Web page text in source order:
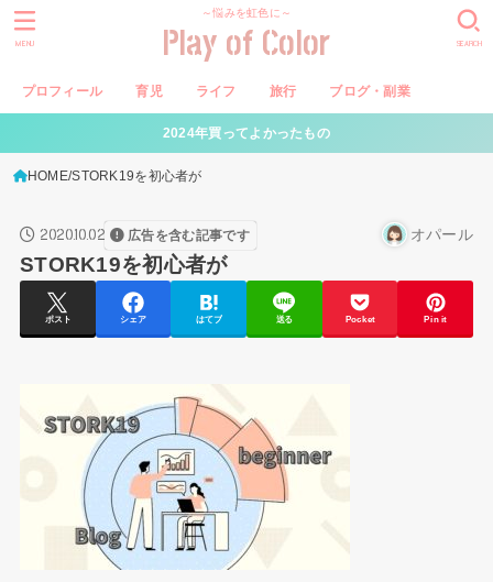
～悩みを虹色に～
Play of Color
プロフィール 育児 ライフ 旅行 ブログ・副業
SEARCH
MENU
2024年買ってよかったもの
HOME STORK19を初心者が
2020.10.02 広告を含む記事です オパール
STORK19を初心者が
ポスト シェア はてブ 送る Pocket Pin it